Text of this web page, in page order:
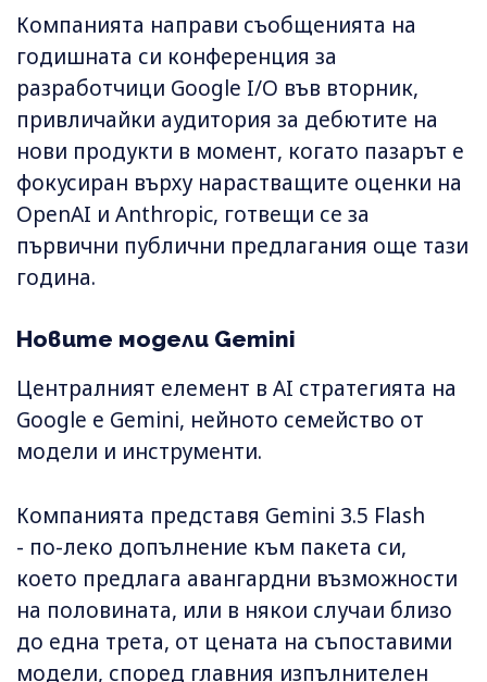
Компанията направи съобщенията на
годишната си конференция за
разработчици Google I/O във вторник,
привличайки аудитория за дебютите на
нови продукти в момент, когато пазарът е
фокусиран върху нарастващите оценки на
OpenAI и Anthropic, готвещи се за
първични публични предлагания още тази
година.
Новите модели Gemini
Централният елемент в AI стратегията на
Google е Gemini, нейното семейство от
модели и инструменти.
Компанията представя Gemini 3.5 Flash
- по-леко допълнение към пакета си,
което предлага авангардни възможности
на половината, или в някои случаи близо
до една трета, от цената на съпоставими
модели, според главния изпълнителен